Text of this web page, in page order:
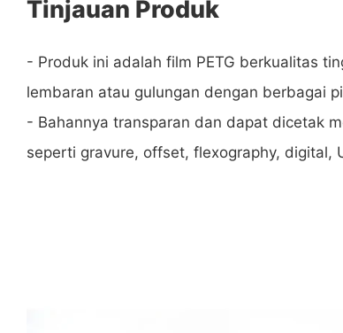
Tinjauan Produk
- Produk ini adalah film PETG berkualitas
lembaran atau gulungan dengan berbagai
- Bahannya transparan dan dapat dicetak
seperti gravure, offset, flexography, digital,